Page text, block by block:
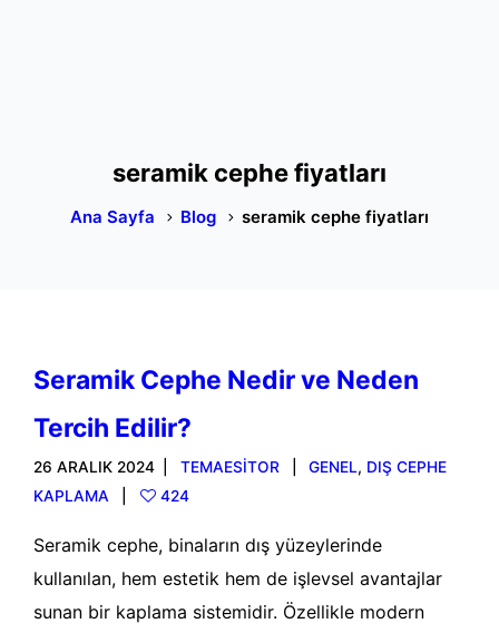
seramik cephe fiyatları
Ana Sayfa Blog seramik cephe fiyatları
Seramik Cephe Nedir ve Neden
Tercih Edilir?
26 ARALIK 2024 TEMAESITOR GENEL, DIŞ CEPHE
KAPLAMA
424
Seramik cephe, binaların dış yüzeylerinde
kullanılan, hem estetik hem de işlevsel avantajlar
sunan bir kaplama sistemidir. Özellikle modern